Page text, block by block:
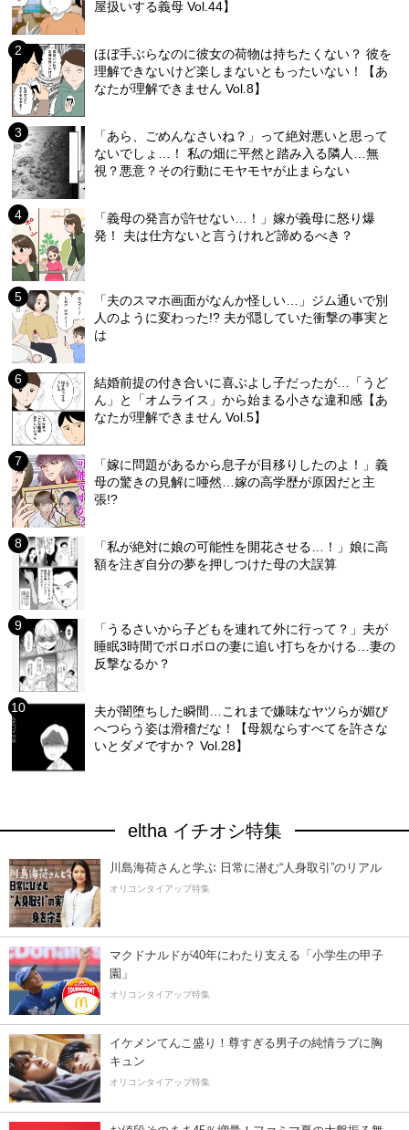
屋扱いする義母 Vol.44】
ほぼ手ぶらなのに彼女の荷物は持ちたくない？ 彼を
理解できないけど楽しまないともったいない！【あ
なたが理解できません Vol.8】
「あら、ごめんなさいね？」って絶対悪いと思って
ないでしょ…！ 私の畑に平然と踏み入る隣人…無
視？悪意？その行動にモヤモヤが止まらない
「義母の発言が許せない…！」嫁が義母に怒り爆
発！ 夫は仕方ないと言うけれど諦めるべき？
「夫のスマホ画面がなんか怪しい…」ジム通いで別
人のように変わった!? 夫が隠していた衝撃の事実と
は
結婚前提の付き合いに喜ぶよし子だったが…「うど
ん」と「オムライス」から始まる小さな違和感【あ
なたが理解できません Vol.5】
「嫁に問題があるから息子が目移りしたのよ！」義
母の驚きの見解に唖然…嫁の高学歴が原因だと主
張!?
「私が絶対に娘の可能性を開花させる…！」娘に高
額を注ぎ自分の夢を押しつけた母の大誤算
「うるさいから子どもを連れて外に行って？」夫が
睡眠3時間でボロボロの妻に追い打ちをかける…妻の
反撃なるか？
夫が闇堕ちした瞬間…これまで嫌味なヤツらが媚び
へつらう姿は滑稽だな！【母親ならすべてを許さな
いとダメですか？ Vol.28】
eltha イチオシ特集
川島海荷さんと学ぶ 日常に潜む“人身取引”のリアル
オリコンタイアップ特集
マクドナルドが40年にわたり支える「小学生の甲子
園」
オリコンタイアップ特集
イケメンてんこ盛り！尊すぎる男子の純情ラブに胸
キュン
オリコンタイアップ特集